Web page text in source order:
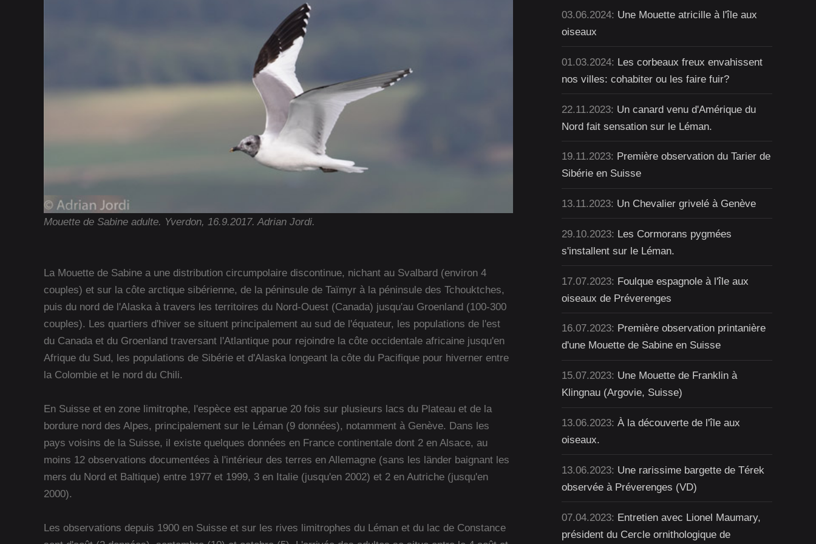
Mouette de Sabine adulte. Yverdon, 16.9.2017. Adrian Jordi.
La Mouette de Sabine a une distribution circumpolaire discontinue, nichant au Svalbard (environ 4
couples) et sur la côte arctique sibérienne, de la péninsule de Taïmyr à la péninsule des Tchouktches,
puis du nord de l'Alaska à travers les territoires du Nord-Ouest (Canada) jusqu'au Groenland (100-300
couples). Les quartiers d'hiver se situent principalement au sud de l'équateur, les populations de l'est
du Canada et du Groenland traversant l'Atlantique pour rejoindre la côte occidentale africaine jusqu'en
Afrique du Sud, les populations de Sibérie et d'Alaska longeant la côte du Pacifique pour hiverner entre
la Colombie et le nord du Chili.
En Suisse et en zone limitrophe, l'espèce est apparue 20 fois sur plusieurs lacs du Plateau et de la
bordure nord des Alpes, principalement sur le Léman (9 données), notamment à Genève. Dans les
pays voisins de la Suisse, il existe quelques données en France continentale dont 2 en Alsace, au
moins 12 observations documentées à l'intérieur des terres en Allemagne (sans les länder baignant les
mers du Nord et Baltique) entre 1977 et 1999, 3 en Italie (jusqu'en 2002) et 2 en Autriche (jusqu'en
2000).
Les observations depuis 1900 en Suisse et sur les rives limitrophes du Léman et du lac de Constance
03.06.2024: Une Mouette atricille à l'île aux
oiseaux
01.03.2024: Les corbeaux freux envahissent
nos villes: cohabiter ou les faire fuir?
22.11.2023: Un canard venu d'Amérique du
Nord fait sensation sur le Léman.
19.11.2023: Première observation du Tarier de
Sibérie en Suisse
13.11.2023: Un Chevalier grivelé à Genève
29.10.2023: Les Cormorans pygmées
s'installent sur le Léman.
17.07.2023: Foulque espagnole à l'île aux
oiseaux de Préverenges
16.07.2023: Première observation printanière
d'une Mouette de Sabine en Suisse
15.07.2023: Une Mouette de Franklin à
Klingnau (Argovie, Suisse)
13.06.2023:À la découverte de l'île aux
oiseaux.
13.06.2023: Une rarissime bargette de Térek
observée à Préverenges (VD)
07.04.2023: Entretien avec Lionel Maumary,
président du Cercle ornithologique de